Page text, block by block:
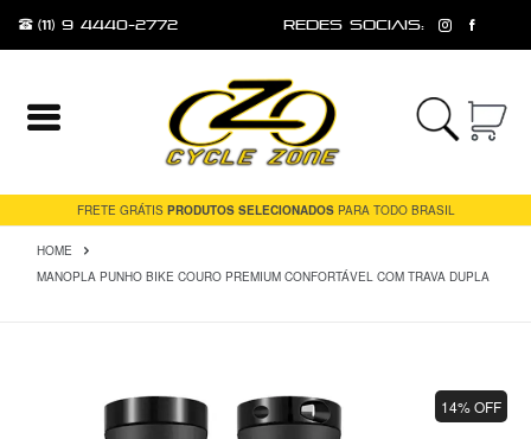
(11) 9 4440-2772 redes sociais:
Cadastrar
INÍCIO
MANUTENÇÃO
FRETE GRÁTIS PRODUTOS SELECIONADOSPARA TODO BRASIL
HOME
MANOPLA PUNHO BIKE COURO PREMIUM CONFORTÁVEL COM TRAVA DUPLA
14% OFF